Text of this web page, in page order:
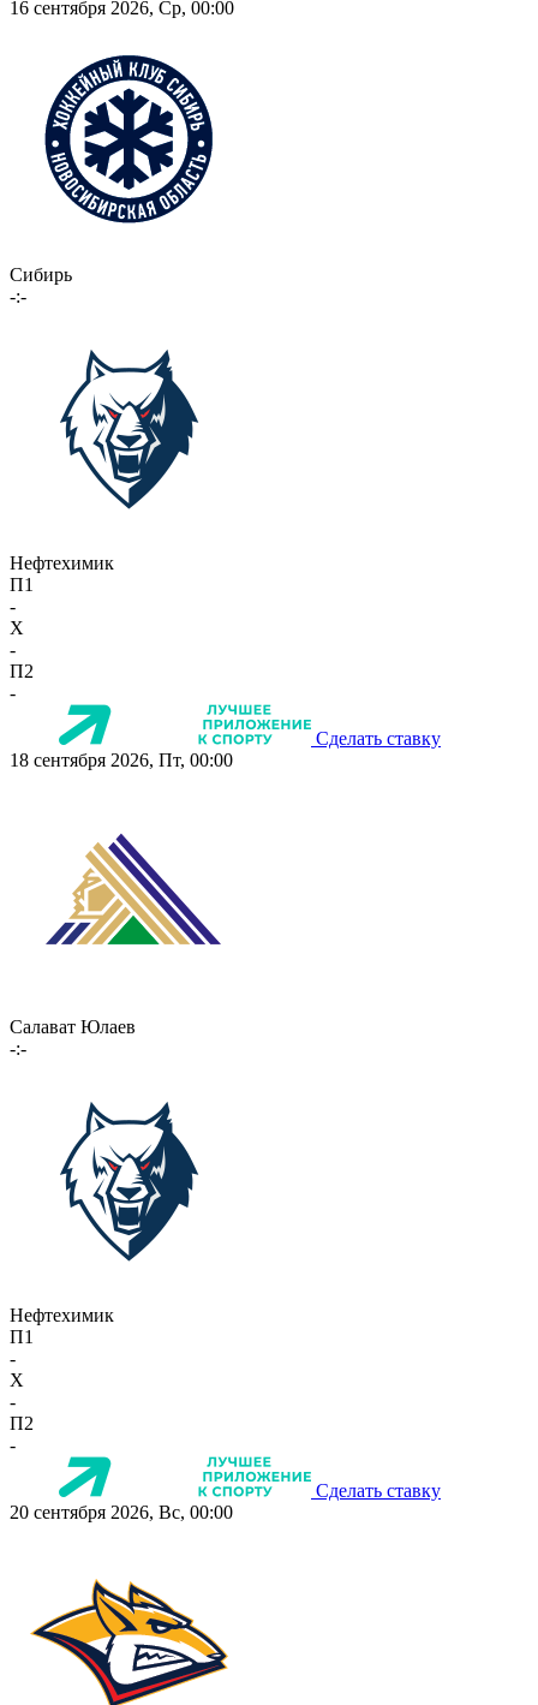
16 сентября 2026, Ср, 00:00
Сибирь
-:-
Нефтехимик
П1
-
X
-
П2
-
Сделать ставку
18 сентября 2026, Пт, 00:00
Салават Юлаев
-:-
Нефтехимик
П1
-
X
-
П2
-
Сделать ставку
20 сентября 2026, Вс, 00:00